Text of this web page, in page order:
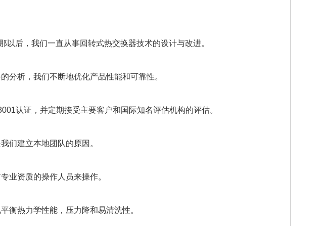
后，我们一直从事回转式热交换器技术的设计与改进。
分析，我们不断地优化产品性能和可靠性。
认证，并定期接受主要客户和国际知名评估机构的评估。
们建立本地团队的原因。
业资质的操作人员来操作。
衡热力学性能，压力降和易清洗性。